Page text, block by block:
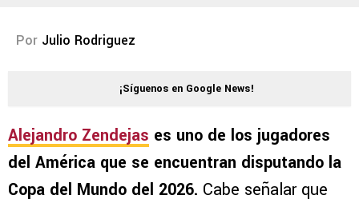
Por Julio Rodriguez
¡Síguenos en Google News!
Alejandro Zendejas es uno de los jugadores
del América que se encuentran disputando la
Copa del Mundo del 2026. Cabe señalar que